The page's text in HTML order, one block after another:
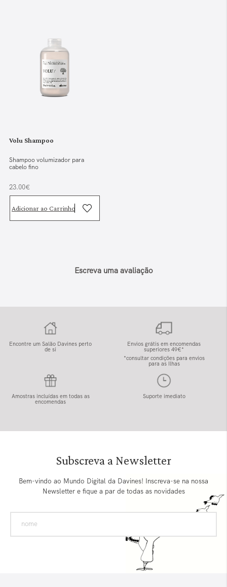
Volu Shampoo
Shampoo volumizador para
cabelo fino
23.00€
Adicionar ao Carrinho
Escreva uma avaliação
Encontre um Salão Davines perto
de si
Envios grátis em encomendas
superiores 49€*
*consultar condições para envios
para as Ilhas
Amostras incluídas em todas as
encomendas
Suporte imediato
Subscreva a Newsletter
Bem-vindo ao Mundo Digital da Davines! Inscreva-se na nossa
Newsletter e fique a par de todas as novidades